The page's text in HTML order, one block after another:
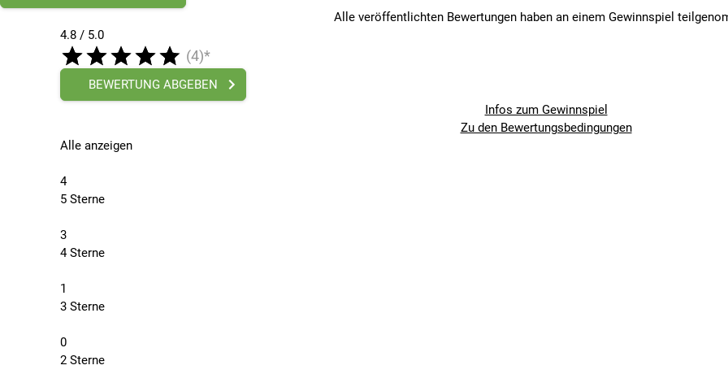
Die GripGrab Nordic 2 Deep Winter Lobster-Handschuhe sind ideal für das kälteste Winterwetter. Wenn die Temperaturen
Rad unterwegs zu sein, halten diese Lobster-Handschuhe deine Finger warm, damit du dein Rad immer unter Kontrolle
kannst.
Spezifikationen:
100 % winddichtes und hoch atmungsaktives Außenmaterial mit einer wasserabweisenden DWR-Beschichtung
Isolierung für extreme Kälte
Alle veröffentlichten Bewertungen haben an einem Gewinnspiel
4.8 / 5.0
(4)*
BEWERTUNG ABGEBEN
Infos zum Gewinnspiel
Zu den Bewertungsbedingungen
Alle anzeigen
4
5 Sterne
3
4 Sterne
1
3 Sterne
0
2 Sterne